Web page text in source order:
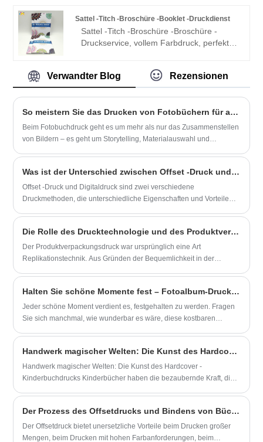
zusammenzuarbeiten.
Sattel -Titch -Broschüre -Booklet -Druckdienst
Sattel -Titch -Broschüre -Broschüre -
Druckservice, vollem Farbdruck, perfekter
niedrigem Preis und hoher Qualität. Als
erfahrene Offset -Druckfabrik sparen wir
Eine kostenlose Brokür -Probe ist
verfügbar.
Verwandter Blog Rezensionen
So meistern Sie das Drucken von Fotobüchern für atemberaubende Ergebnisse
Beim Fotobuchdruck geht es um mehr als nur das Zusammenstellen
von Bildern – es geht um Storytelling, Materialauswahl und
Erinnerungen bewahrt: Das Verständnis der technischen und
ästhetischen Aspekte des Fotobuchdrucks kann das Endergebnis
erheblich beeinflussen. Dieser Leitfaden führt Sie durch alles von
Ergebnisse zu erzielen.
Was ist der Unterschied zwischen Offset -Druck und Digitaldruck?
Offset -Druck und Digitaldruck sind zwei verschiedene
Druckmethoden, die unterschiedliche Eigenschaften und Vorteile
Die Rolle des Drucktechnologie und des Produktverpackungsdrucks
Der Produktverpackungsdruck war ursprünglich eine Art
Replikationstechnik. Aus Gründen der Bequemlichkeit in der
wird als Drucken bezeichnet, Farben auf der Oberfläche anhand von
Druck- oder Druckübertragungsmethoden zum Übertragen und
Drucken auf der Oberfläche verschiedener Substanzen und der
Drucktechnologie kann auch als der gesamte Prozess des visuellen
und taktilen Informationsdrucks und der Replikation bezeichnet
werden, einschließlich Vorpressung, Druck, Verarbeitung und
Halten Sie schöne Momente fest – Fotoalbum-Druckservice.
Jeder schöne Moment verdient es, festgehalten zu werden. Fragen
Sie sich manchmal, wie wunderbar es wäre, diese kostbaren
Handwerk magischer Welten: Die Kunst des Hardcover -Kinderbuchdrucks
Handwerk magischer Welten: Die Kunst des Hardcover -
Kinderbuchdrucks Kinderbücher haben die bezaubernde Kraft, die
Elementen, die zur Magie dieser literarischen Schätze beitragen,
spielt die Wahl des Druckens, insbesondere im Hardcover -Format,
eine entscheidende Rolle. Lassen Sie uns die Kunst und Bedeutung
Der Prozess des Offsetdrucks und Bindens von Büchern
Der Offsetdruck bietet unersetzliche Vorteile beim Drucken großer
Mengen, beim Drucken mit hohen Farbanforderungen, beim